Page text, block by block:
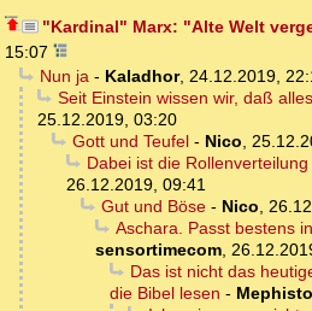
"Kardinal" Marx: "Alte Welt
15:07
Nun ja - Kaladhor, 24.12.2019,
Seit Einstein wissen wir, daß
25.12.2019, 03:20
Gott und Teufel- Nico
Dabei ist die Rollenverteilung
26.12.2019, 09:41
Gut und Böse- Nico
Aschara. Passt bestens
sensortimecom
Das ist nicht das
die Bibel lesen -